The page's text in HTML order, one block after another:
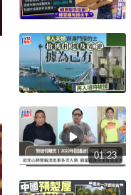
01:23